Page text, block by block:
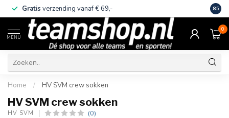
Gratis verzending vanaf € 69,- Eigen
8.5
MENU
0
Home / HV SVM crew sokken
HV SVM crew sokken
HV SVM (0)